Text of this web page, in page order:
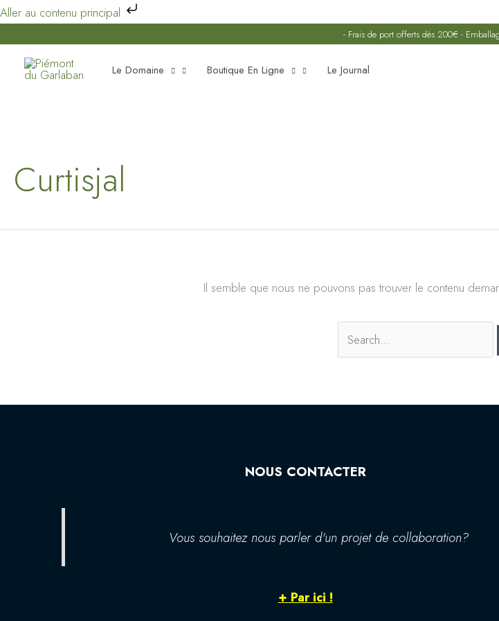
Aller au contenu principal
Aller
- Frais de port offerts dès 200€ -
Le Domaine Boutique En Ligne Le Journal
Curtisjal
Il semble que nous ne pouvons pas trouver le contenu
NOUS CONTACTER
Vous souhaitez nous parler d'un projet de collaboration?
+ Par ici !